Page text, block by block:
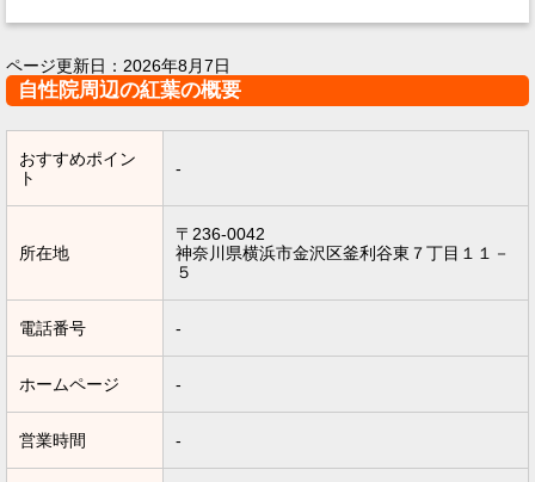
ページ更新日： 2026年8月7日
自性院周辺の紅葉の概要
おすすめポイン
ト
-
所在地
〒236-0042
神奈川県横浜市金沢区釜利谷東７丁目１１－
５
電話番号 -
ホームページ -
営業時間 -